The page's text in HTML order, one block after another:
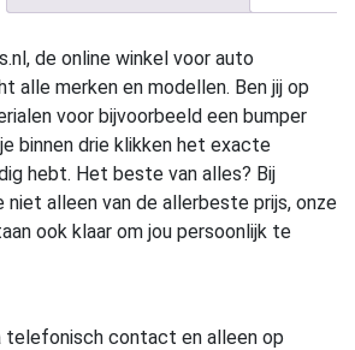
de online winkel voor auto
alle merken en modellen. Ben jij op
voor bijvoorbeeld een bumper
binnen drie klikken het exacte
hebt. Het beste van alles? Bij
niet alleen van de allerbeste prijs, onze
ook klaar om jou persoonlijk te
telefonisch contact en alleen op